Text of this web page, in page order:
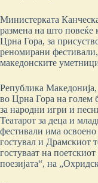
Министерката
размена на што повеќе
Црна Гора, за
реномирани
македонските
Република
во Црна Гора на голем
за народни игри и
Театарот за деца и
фестивали има
гостувал и Драмскиот
гостуваат на
поезијата“, на